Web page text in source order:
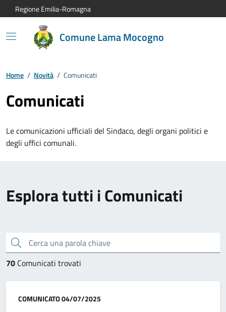
Vai al contenuto principale
Vai alla navigazione del sito
Vai al piede di pagina
Regione Emilia-Romagna
Comune Lama Mocogno
Home / Novità / Comunicati
Comunicati
Le comunicazioni ufficiali del Sindaco, degli organi politici e
degli uffici comunali.
Esplora tutti i Comunicati
Cerca una parola chiave
70 Comunicati trovati
Categoria:
COMUNICATO04/07/2025